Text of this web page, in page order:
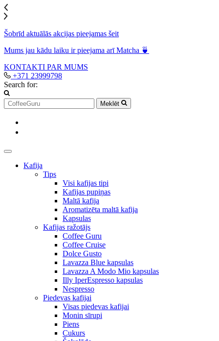
Šobrīd aktuālās akcijas pieejamas šeit
Mums jau kādu laiku ir pieejama arī Matcha 🍵
KONTAKTI PAR MUMS
+371 23999798
Search for:
Meklēt
Kafija
Tips
Visi kafijas tipi
Kafijas pupiņas
Maltā kafija
Aromatizēta maltā kafija
Kapsulas
Kafijas ražotājs
Coffee Guru
Coffee Cruise
Dolce Gusto
Lavazza Blue kapsulas
Lavazza A Modo Mio kapsulas
Illy IperEspresso kapsulas
Nespresso
Piedevas kafijai
Visas piedevas kafijai
Monin sīrupi
Piens
Cukurs